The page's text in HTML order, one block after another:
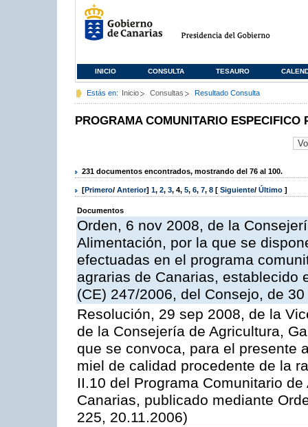
INICIO CONSULTA TESAURO
Estás en: Inicio Consultas Resultado Consulta
PROGRAMA COMUNITARIO ESPECIFICO
231 documentos encontrados, mostrando del 76 al 100.
[Primero/ Anterior] 1, 2, 3, 4, 5, 6, 7, 8 [ Siguiente/ Último ]
Documentos
Orden, 6 nov 2008, de la
Alimentación, por la que se
efectuadas en el programa
agrarias de Canarias, establecido
(CE) 247/2006, del Consejo, de
Resolución, 29 sep 2008, de la
de la Consejería de Agricultura,
que se convoca, para el presente
miel de calidad procedente de la
II.10 del Programa Comunitario
Canarias, publicado mediante
225, 20.11.2006)